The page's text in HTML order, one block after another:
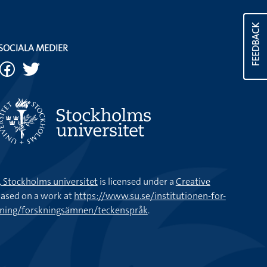
FEEDBACK
MEDIER
universitetis licensed under aCreative
on a work athttps://www.su.se/institutionen-for-
forskningsämnen/teckenspråk.